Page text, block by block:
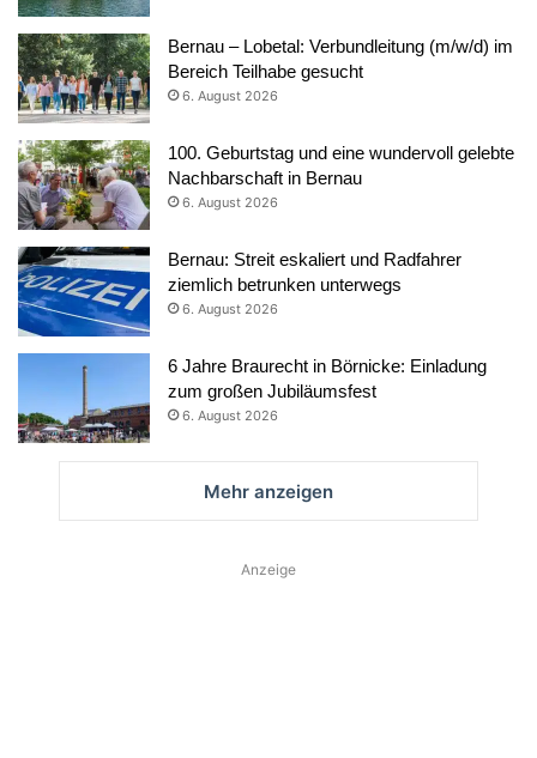
Bernau – Lobetal: Verbundleitung (m/w/d) im
Bereich Teilhabe gesucht
6. August 2026
100. Geburtstag und eine wundervoll gelebte
Nachbarschaft in Bernau
6. August 2026
Bernau: Streit eskaliert und Radfahrer
ziemlich betrunken unterwegs
6. August 2026
6 Jahre Braurecht in Börnicke: Einladung
zum großen Jubiläumsfest
6. August 2026
Mehr anzeigen
Anzeige